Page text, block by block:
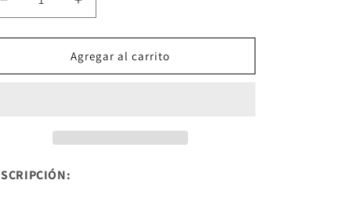
Reducir
cantidad
para
RECALCULANDO
RUTA
Aumentar
cantidad
para
RECALCULANDO
RUTA
Agregar al carrito